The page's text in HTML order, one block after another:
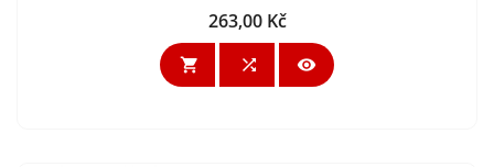
Cena
263,00 Kč
  